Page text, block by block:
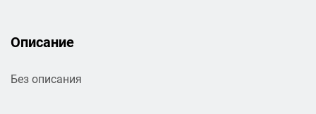
Описание
Без описания